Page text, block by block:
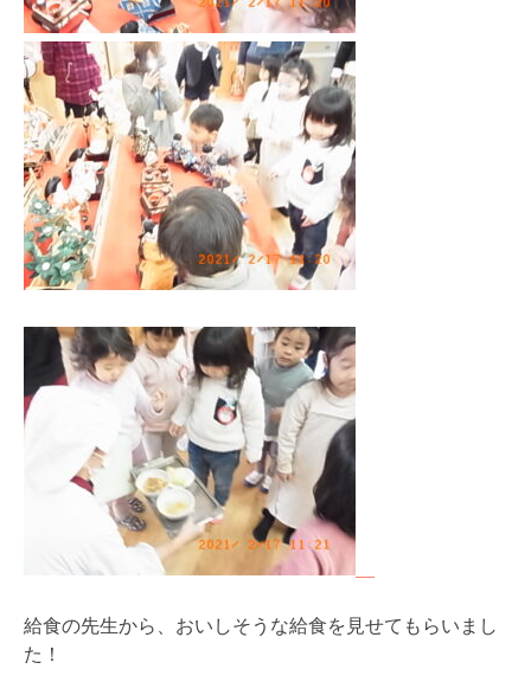
給食の先生から、おいしそうな給食を見せてもらいまし
た！